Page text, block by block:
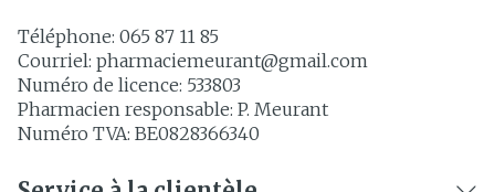
Téléphone: 065 87 11 85
Courriel: pharmaciemeurant@gmail.com
Numéro de licence: 533803
Pharmacien responsable: P. Meurant
Numéro TVA: BE0828366340